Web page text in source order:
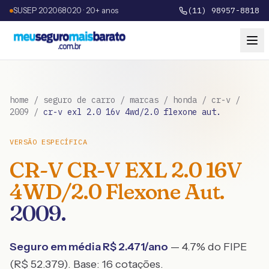
SUSEP 202068020 · 20+ anos (11) 98957-8818
home / seguro de carro / marcas / honda / cr-v /
2009 / cr-v exl 2.0 16v 4wd/2.0 flexone aut.
VERSÃO ESPECÍFICA
CR-VCR-V EXL 2.0 16V
4WD/2.0 Flexone Aut.
2009.
Seguro em média R$2.471/ano — 4.7% do FIPE
(R$ 52.379). Base: 16 cotações.